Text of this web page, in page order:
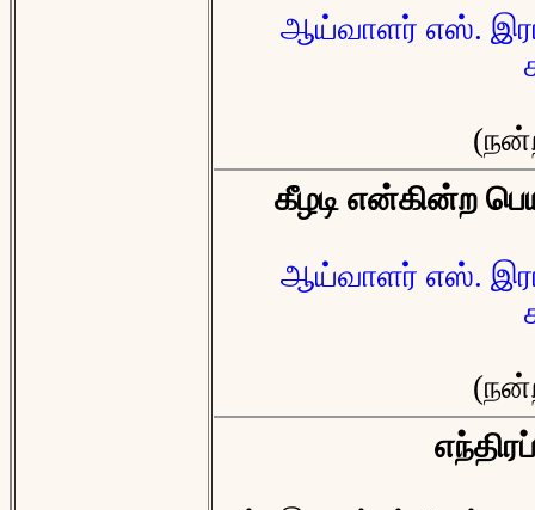
ஆய்வாளர் எஸ்.
கீழடி என்கின்ற
ஆய்வாளர் எஸ்.